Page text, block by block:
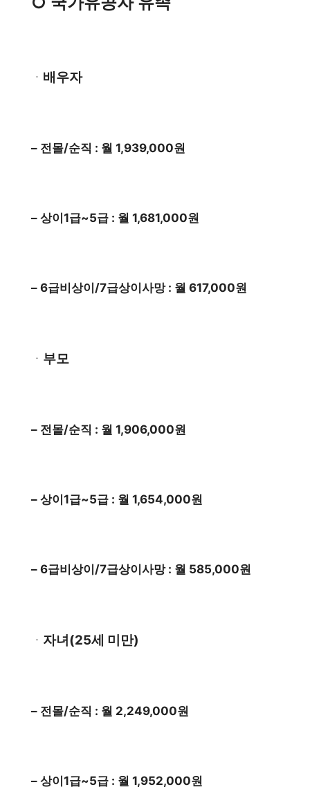
ㆍ 배우자
– 전몰/순직 : 월 1,939,000원
– 상이1급~5급 : 월 1,681,000원
– 6급비상이/7급상이사망 : 월 617,000원
ㆍ 부모
– 전몰/순직 : 월 1,906,000원
– 상이1급~5급 : 월 1,654,000원
– 6급비상이/7급상이사망 : 월 585,000원
ㆍ 자녀(25세 미만)
– 전몰/순직 : 월 2,249,000원
– 상이1급~5급 : 월 1,952,000원